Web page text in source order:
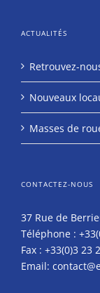
ACTUALITÉS
Retrouvez-
Nouveaux
Masses de
CONTACTEZ-NOUS
37 Rue de
Téléphone :
Fax : +33(0)3 23
Email: